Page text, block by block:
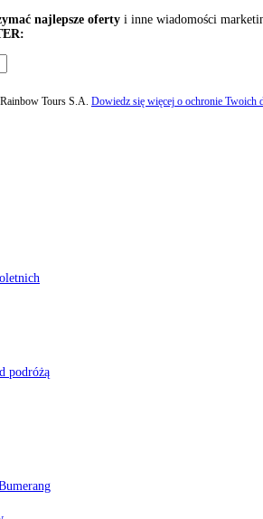
najlepsze oferty i inne wiadomości
Tours S.A. Dowiedz się więcej o ochronie Twoich
podróżą